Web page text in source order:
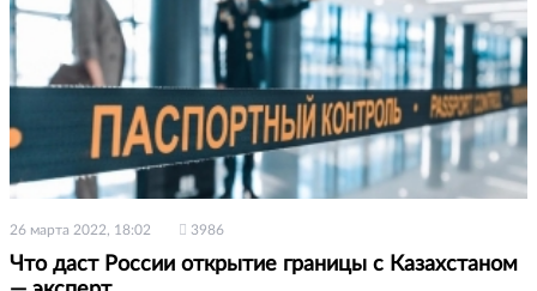
26 марта 2022, 18:02 3986
Что даст России открытие границы с Казахстаном